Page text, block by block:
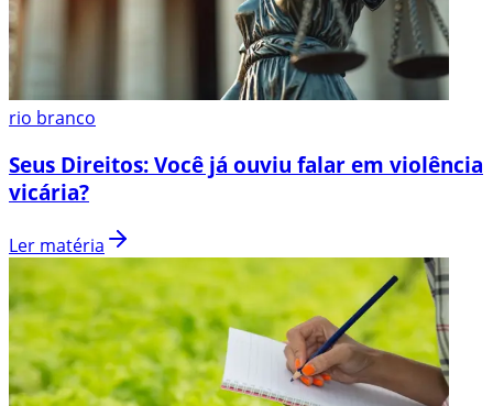
rio branco
Seus Direitos: Você já ouviu falar em violência
vicária?
Ler matéria